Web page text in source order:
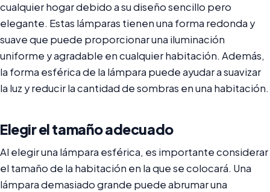
cualquier hogar debido a su diseño sencillo pero
elegante. Estas lámparas tienen una forma redonda y
suave que puede proporcionar una iluminación
uniforme y agradable en cualquier habitación. Además,
la forma esférica de la lámpara puede ayudar a suavizar
la luz y reducir la cantidad de sombras en una habitación.
Elegir el tamaño adecuado
Al elegir una lámpara esférica, es importante considerar
el tamaño de la habitación en la que se colocará. Una
lámpara demasiado grande puede abrumar una